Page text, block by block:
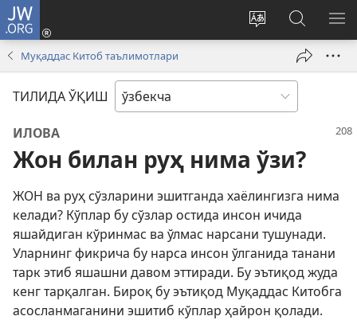
JW.ORG
Сайтнинг
тилини
ўзгартириш
Кириш
(янги
JW.ORG
бўйича
излаш
Муқаддас Китоб таълимотлари
ТИЛИДА ЎҚИШ
ИЛОВА
Жон билан руҳ нима ўзи?
ЖОН ва руҳ сўзларини эшитганда хаёлингизга нима
келади? Кўплар бу сўзлар остида инсон ичида
яшайдиган кўринмас ва ўлмас нарсани тушунади.
Уларнинг фикрича бу нарса инсон ўлганида танани
тарк этиб яшашни давом эттиради. Бу эътиқод жуда
кенг тарқалган. Бироқ бу эътиқод Муқаддас Китобга
асосланмаганини эшитиб кўплар ҳайрон қолади.